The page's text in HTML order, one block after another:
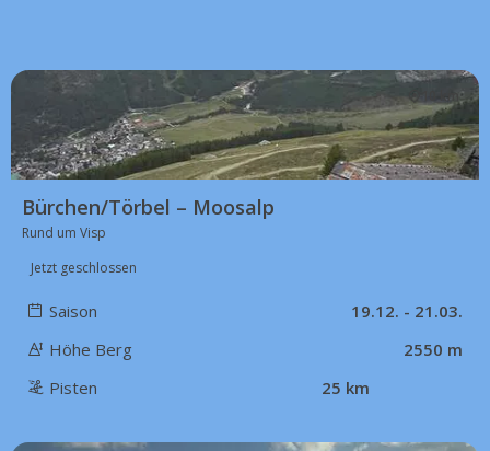
10 km
Bürchen/Törbel – Moosalp
Rund um Visp
Jetzt geschlossen
Saison
19.12. - 21.03.
Höhe Berg
2550 m
Pisten
25 km